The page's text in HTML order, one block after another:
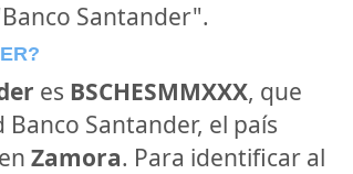
Santander".
es BSCHESMMXXX, que
Santander, el país
en Zamora. Para identificar al